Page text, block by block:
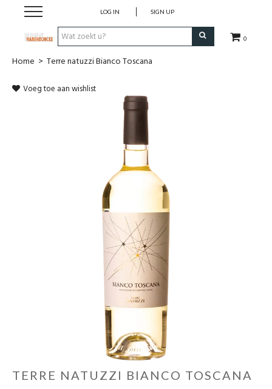
0
LOG IN SIGN UP
Wijnen
Alcoholvrije dranken
Home > Terre natuzzi Bianco Toscana
Voeg toe aan wishlist
TERRE NATUZZI BIANCO TOSCANA